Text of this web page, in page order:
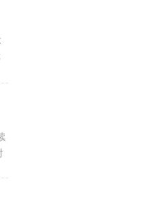
粘连怎么解决呢？